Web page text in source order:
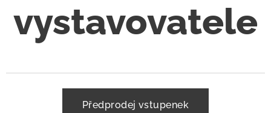
vystavovatele
Předprodej vstupenek